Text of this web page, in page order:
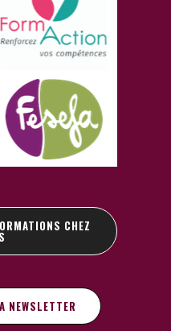
CHEZ
NEWSLETTER